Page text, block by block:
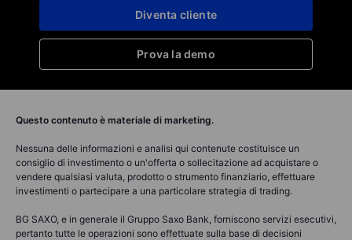
Prova la demo
Diventa cliente
Questo contenuto è materiale di marketing.
Nessuna delle informazioni e analisi qui contenute costituisce un
consiglio di investimento o un'offerta o sollecitazione ad acquistare o
vendere qualsiasi valuta, prodotto o strumento finanziario, effettuare
investimenti o partecipare a una particolare strategia di trading.
BG SAXO, e in generale il Gruppo Saxo Bank, forniscono servizi esecutivi,
pertanto tutte le operazioni sono effettuate sulla base di decisioni